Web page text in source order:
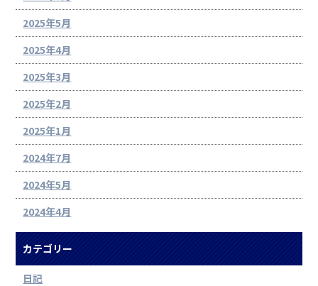
2025年5月
2025年4月
2025年3月
2025年2月
2025年1月
2024年7月
2024年5月
2024年4月
カテゴリー
日記